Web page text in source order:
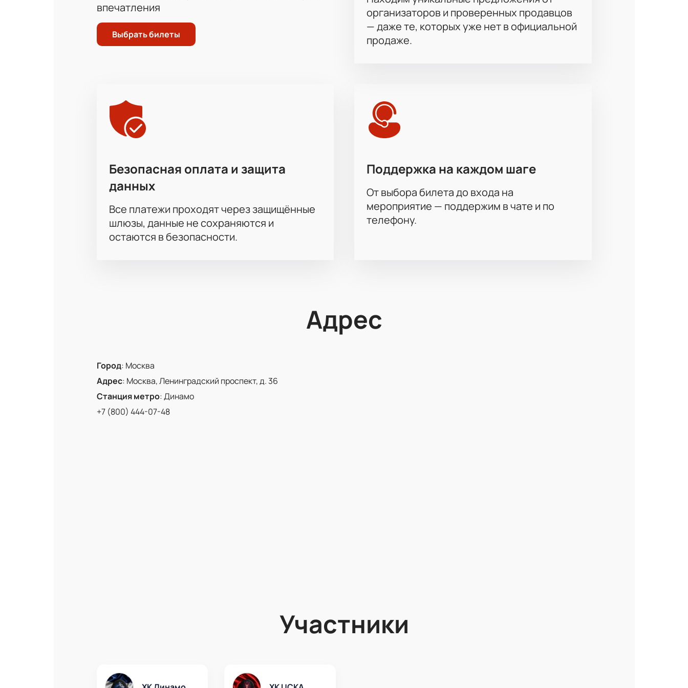
впечатления
Выбрать билеты
организаторов и проверенных продавцов
— даже те, которых уже нет в официальной
продаже.
Безопасная оплата и защита
данных
Все платежи проходят через защищённые
шлюзы, данные не сохраняются и
остаются в безопасности.
Поддержка на каждом шаге
От выбора билета до входа на
мероприятие — поддержим в чате и по
телефону.
Адрес
Город: Москва
Адрес: Москва, Ленинградский проспект, д. 36
Станция метро:Динамо
+7 (800) 444-07-48
Участники